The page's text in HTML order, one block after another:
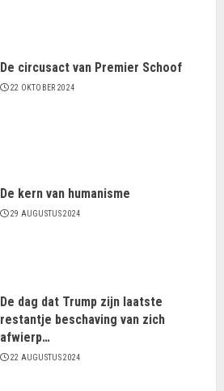
De circusact van Premier Schoof
22 OKTOBER 2024
De kern van humanisme
29 AUGUSTUS 2024
De dag dat Trump zijn laatste
restantje beschaving van zich
afwierp…
22 AUGUSTUS 2024